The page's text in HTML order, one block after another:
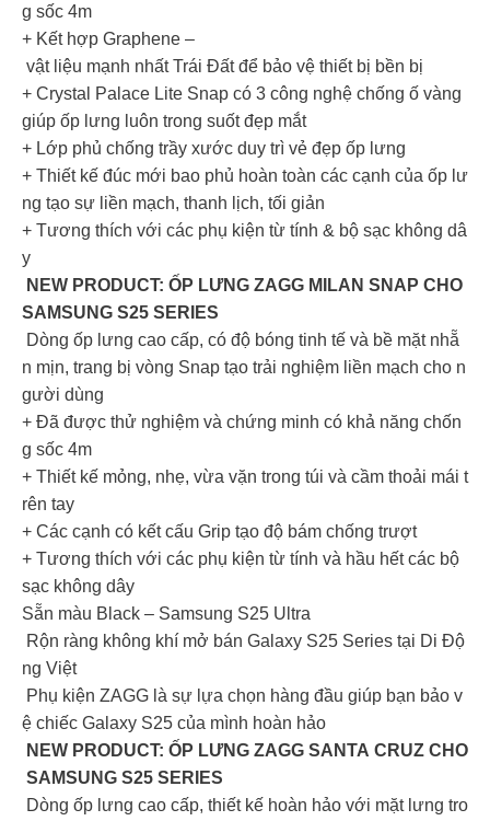
g sốc 4m
+ Kết hợp Graphene –
vật liệu mạnh nhất Trái Đất để bảo vệ thiết bị bền bị
+ Crystal Palace Lite Snap có 3 công nghệ chống ố vàng
giúp ốp lưng luôn trong suốt đẹp mắt
+ Lớp phủ chống trầy xước duy trì vẻ đẹp ốp lưng
+ Thiết kế đúc mới bao phủ hoàn toàn các cạnh của ốp lư
ng tạo sự liền mạch, thanh lịch, tối giản
+ Tương thích với các phụ kiện từ tính & bộ sạc không dâ
y
NEW PRODUCT: ỐP LƯNG ZAGG MILAN SNAP CHO
SAMSUNG S25 SERIES
Dòng ốp lưng cao cấp, có độ bóng tinh tế và bề mặt nhẵ
n mịn, trang bị vòng Snap tạo trải nghiệm liền mạch cho n
gười dùng
+ Đã được thử nghiệm và chứng minh có khả năng chốn
g sốc 4m
+ Thiết kế mỏng, nhẹ, vừa vặn trong túi và cầm thoải mái t
rên tay
+ Các cạnh có kết cấu Grip tạo độ bám chống trượt
+ Tương thích với các phụ kiện từ tính và hầu hết các bộ
sạc không dây
Sẵn màu Black – Samsung S25 Ultra
Rộn ràng không khí mở bán Galaxy S25 Series tại Di Độ
ng Việt
Phụ kiện ZAGG là sự lựa chọn hàng đầu giúp bạn bảo v
ệ chiếc Galaxy S25 của mình hoàn hảo
NEW PRODUCT: ỐP LƯNG ZAGG SANTA CRUZ CHO
SAMSUNG S25 SERIES
Dòng ốp lưng cao cấp, thiết kế hoàn hảo với mặt lưng tro